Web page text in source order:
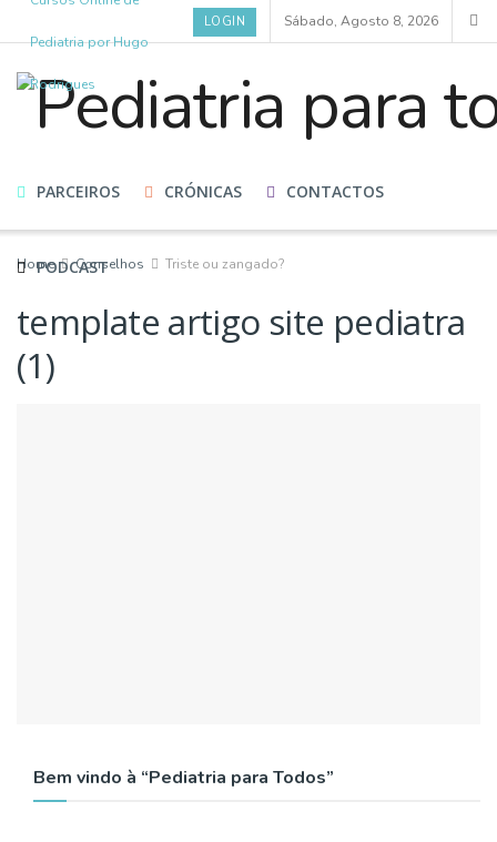
Pediatria por Hugo
Rodrigues
LOGIN Sábado, Agosto 8, 2026
HOME CURSOS BLOG ESPECIALISTAS
PARCEIROS CRÓNICAS CONTACTOS
PODCAST
Home Conselhos Triste ou zangado?
template artigo site pediatra
(1)
Bem vindo à “Pediatria para Todos”